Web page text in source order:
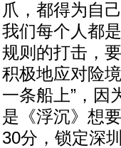
爪，都得为自
我们每个人都
规则的打击，
积极地应对险
一条船上”，因
是《浮沉》想
30分，锁定深